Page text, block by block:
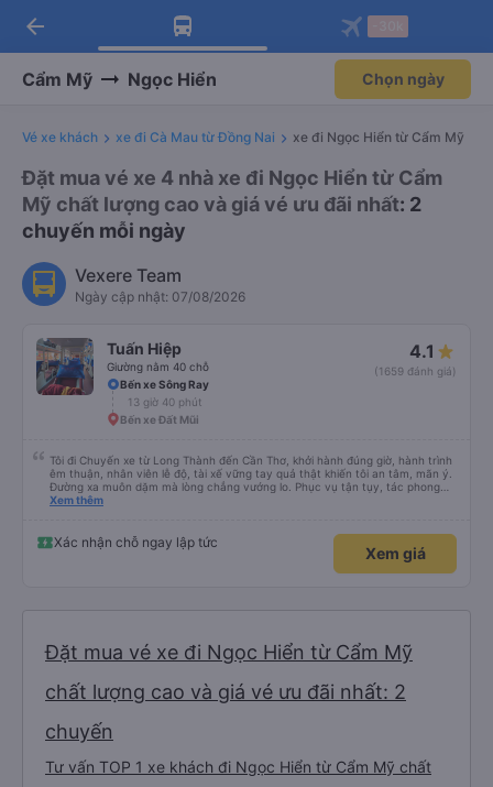
Tải app Vexere ngay!
Nhận ưu đãi thành viên độc
Mở app
Tải app Vexere
-30k/ghế khi đặt vé máy bay qua
Mở app
arrow_back
Cẩm Mỹ Ngọc Hiển Chọn ngày
Vé xe khách xe đi Cà Mau từ Đồng Nai xe đi Ngọc Hiển từ Cẩm Mỹ
Đặt mua vé xe 4 nhà xe đi Ngọc Hiển từ Cẩm
Mỹ chất lượng cao và giá vé ưu đãi nhất: 2
chuyến mỗi ngày
Vexere Team
Ngày cập nhật: 07/08/2026
Tuấn Hiệp
Giường nằm 40 chỗ
4.1
(1659 đánh giá)
Bến xe Sông Ray
13 giờ 40 phút
Bến xe Đất Mũi
Tôi đi Chuyến xe từ Long Thành đến Cần Thơ, khởi hành đúng giờ, hành trình
êm thuận, nhân viên lễ độ, tài xế vững tay quả thật khiến tôi an tâm, mãn ý.
Đường xa muôn dặm mà lòng chẳng vướng lo. Phục vụ tận tụy, tác phong
nghiêm cẩn, hiếm thấy giữa thời buổi kim tiền vội vã. Xã hội loạn đạo. Xin gửi
Xem thêm
Xác nhận chỗ ngay lập tức
Xem giá
Đặt mua vé xe đi Ngọc Hiển từ Cẩm Mỹ
chất lượng cao và giá vé ưu đãi nhất: 2
chuyến
Tư vấn TOP 1 xe khách đi Ngọc Hiển từ Cẩm Mỹ chất